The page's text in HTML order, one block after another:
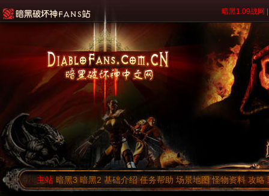
暗黑1.09战网
主站 暗黑3 暗黑2 基础介绍 任务帮助 场景地图 怪物资料 攻略